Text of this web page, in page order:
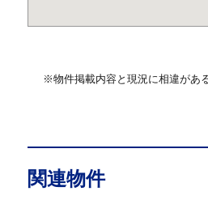
※物件掲載内容と現況に相違があ
関連物件